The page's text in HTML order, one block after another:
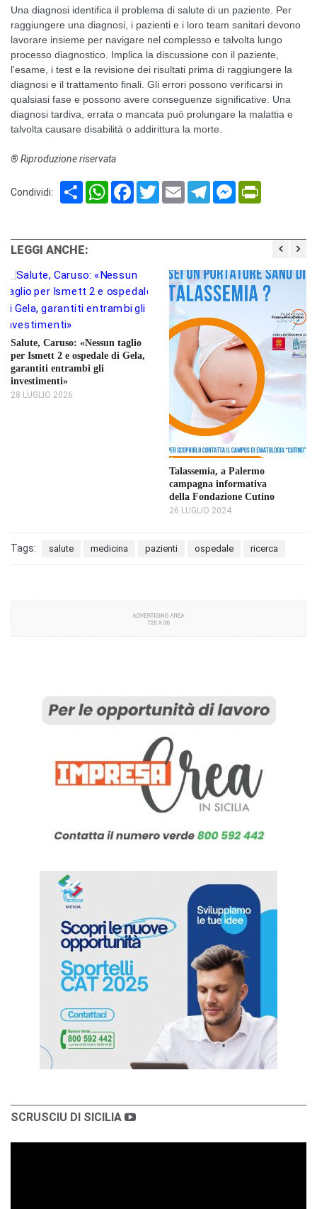
Una diagnosi identifica il problema di salute di un paziente. Per
raggiungere una diagnosi, i pazienti e i loro team sanitari devono
lavorare insieme per navigare nel complesso e talvolta lungo
processo diagnostico. Implica la discussione con il paziente,
l'esame, i test e la revisione dei risultati prima di raggiungere la
diagnosi e il trattamento finali. Gli errori possono verificarsi in
qualsiasi fase e possono avere conseguenze significative. Una
diagnosi tardiva, errata o mancata può prolungare la malattia e
talvolta causare disabilità o addirittura la morte.
® Riproduzione riservata
Condividi: Share WhatsAppFacebook
TwitterEmail TelegramMessenger
LEGGI ANCHE:
Salute, Caruso: «Nessun taglio
per Ismett 2 e ospedale di Gela,
garantiti entrambi gli
investimenti»
28 LUGLIO 2026
Talassemia, a Palermo
campagna informativa
della Fondazione Cutino
26 LUGLIO 2024
Tags: salute medicina pazienti ospedale ricerca
SCRUSCIU DI SICILIA